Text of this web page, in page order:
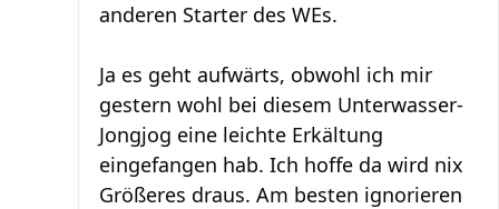
anderen Starter des WEs.
Ja es geht aufwärts, obwohl ich mir
gestern wohl bei diesem Unterwasser-
Jongjog eine leichte Erkältung
eingefangen hab. Ich hoffe da wird nix
Größeres draus. Am besten ignorieren